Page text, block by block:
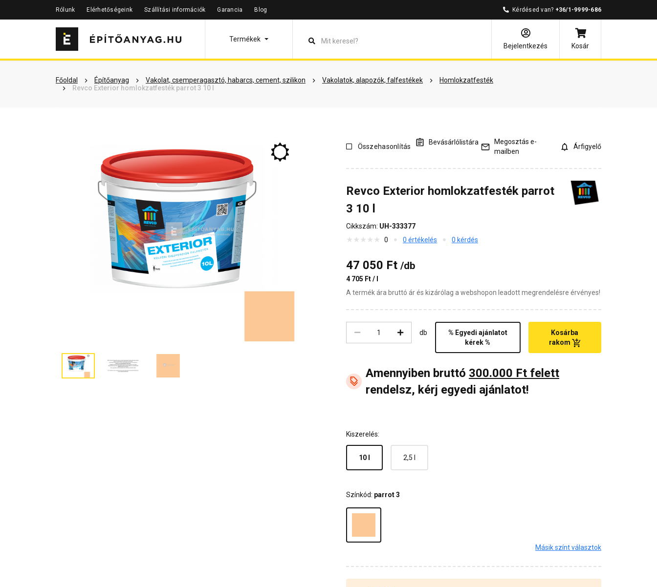
Rólunk Elérhetőségeink Szállítási információk Garancia Blog Kérdésed van? +36/1-9999-686
Termékek
Bejelentkezés
Kosár
Főoldal Építőanyag Vakolat, csemperagasztó, habarcs, cement, szilikon Vakolatok, alapozók, falfestékek
Homlokzatfesték
Revco Exterior homlokzatfesték parrot 3 10 l
Szükséged lehet rá Részletes leírás Termékinformáció Színek Dokumentumok Vásárlói vélemények Kérdések és válaszok
Összehasonlítás
Bevásárlólistára
Megosztás e-
mailben
Árfigyelő
Revco Exterior homlokzatfesték parrot
3 10 l
Cikkszám: UH-333377
0
0 értékelés 0 kérdés
47 050 Ft /db
4 705 Ft / l
A termék ára bruttó ár és kizárólag a webshopon leadott megrendelésre érvényes!
db
% Egyedi ajánlatot
kérek %
Kosárba
rakom
Amennyiben bruttó 300.000 Ft felett
rendelsz, kérj egyedi ajánlatot!
Kiszerelés:
10 l 2,5 l
Színkód: parrot 3
Másik színt választok